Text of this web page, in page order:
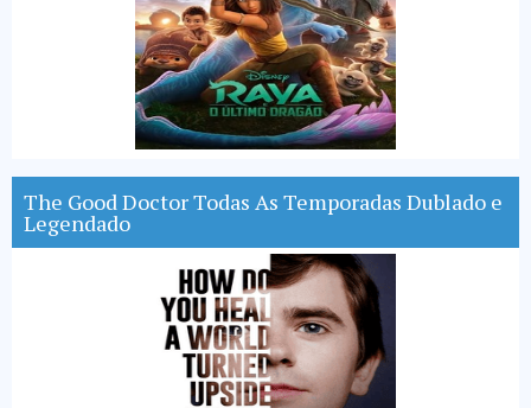
The Good Doctor Todas As Temporadas Dublado e
Legendado